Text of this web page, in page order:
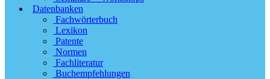
Datenbanken
Fachwörterbuch
Lexikon
Patente
Normen
Fachliteratur
Buchempfehlungen